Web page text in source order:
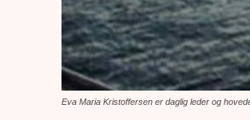
Eva Maria Kristoffersen er daglig leder og